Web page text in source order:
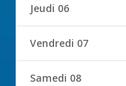
Jeudi 06
Vendredi 07
Samedi 08